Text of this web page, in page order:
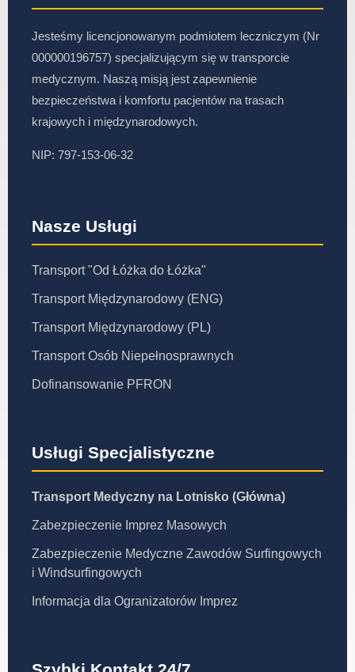
Jesteśmy licencjonowanym podmiotem leczniczym (Nr
000000196757) specjalizującym się w transporcie
medycznym. Naszą misją jest zapewnienie
bezpieczeństwa i komfortu pacjentów na trasach
krajowych i międzynarodowych.
NIP: 797-153-06-32
Nasze Usługi
Transport "Od Łóżka do Łóżka"
Transport Międzynarodowy (ENG)
Transport Międzynarodowy (PL)
Transport Osób Niepełnosprawnych
Dofinansowanie PFRON
Usługi Specjalistyczne
Transport Medyczny na Lotnisko (Główna)
Zabezpieczenie Imprez Masowych
Zabezpieczenie Medyczne Zawodów Surfingowych
i Windsurfingowych
Informacja dla Ogranizatorów Imprez